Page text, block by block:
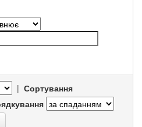
| Сортування